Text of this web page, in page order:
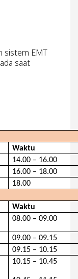
sistem EMT
saat
Waktu
14.00 – 16.00
16.00 – 18.00
18.00
Waktu
08.00 – 09.00
09.00 – 09.15
09.15 – 10.15
10.15 – 10.45